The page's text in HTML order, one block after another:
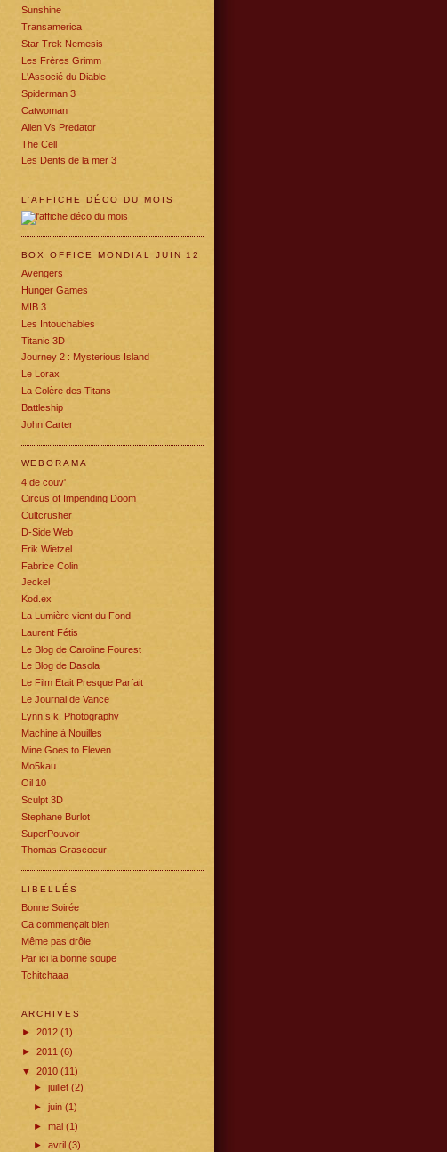
Sunshine
Transamerica
Star Trek Nemesis
Les Frères Grimm
L'Associé du Diable
Spiderman 3
Catwoman
Alien Vs Predator
The Cell
Les Dents de la mer 3
L'AFFICHE DÉCO DU MOIS
BOX OFFICE MONDIAL JUIN 12
Avengers
Hunger Games
MIB 3
Les Intouchables
Titanic 3D
Journey 2 : Mysterious Island
Le Lorax
La Colère des Titans
Battleship
John Carter
WEBORAMA
4 de couv'
Circus of Impending Doom
Cultcrusher
D-Side Web
Erik Wietzel
Fabrice Colin
Jeckel
Kod.ex
La Lumière vient du Fond
Laurent Fétis
Le Blog de Caroline Fourest
Le Blog de Dasola
Le Film Etait Presque Parfait
Le Journal de Vance
Lynn.s.k. Photography
Machine à Nouilles
Mine Goes to Eleven
Mo5kau
Oil 10
Sculpt 3D
Stephane Burlot
SuperPouvoir
Thomas Grascoeur
LIBELLÉS
Bonne Soirée
Ca commençait bien
Même pas drôle
Par ici la bonne soupe
Tchitchaaa
ARCHIVES
► 2012 (1)
► 2011 (6)
▼ 2010 (11)
►juillet(2)
►juin(1)
►mai(1)
►avril(3)